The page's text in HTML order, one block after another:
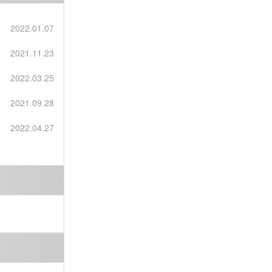
2022.01.07
2021.11.23
2022.03.25
2021.09.28
2022.04.27